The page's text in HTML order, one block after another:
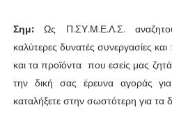
Σημ:Ως Π.ΣΥ.Μ.Ε.Λ.Σ.
καλύτερες δυνατές συνεργασίες
και τα προϊόντα που εσείς μας
την δική σας έρευνα αγοράς
καταλήξετε στην σωστότερη για τα